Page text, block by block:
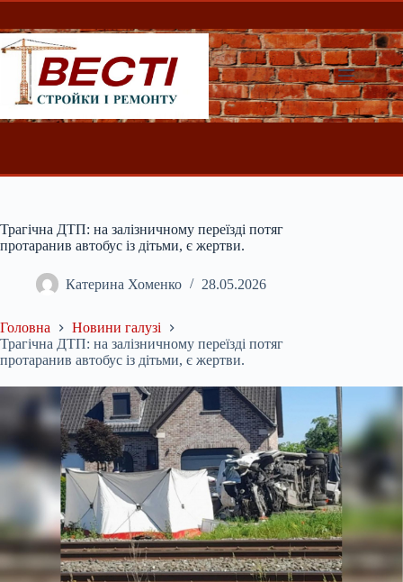
Перейти
вмісту
Трагічна ДТП: на залізничному переїзді потяг
протаранив автобус із дітьми, є жертви.
Катерина Хоменко 28.05.2026
Головна
Новини галузі
Трагічна ДТП: на залізничному переїзді потяг
протаранив автобус із дітьми, є жертви.